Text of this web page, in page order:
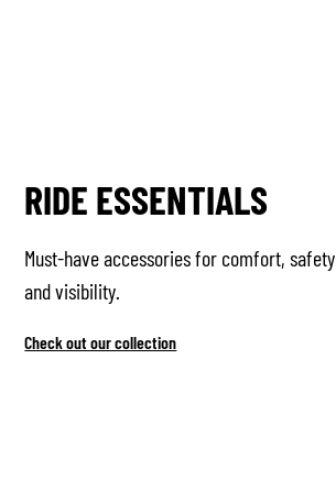
RIDE ESSENTIALS
Must-have accessories for comfort, safety
and visibility.
Check out our collection